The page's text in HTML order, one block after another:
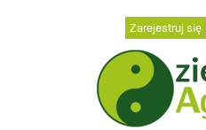
Zarejestruj się